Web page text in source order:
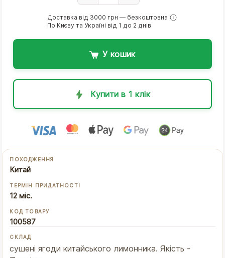
Доставка від 3000 грн — безкоштовна
По Києву та Україні від 1 до 2 днів
У кошик
Купити в 1 клік
ПОХОДЖЕННЯ
Китай
ТЕРМІН ПРИДАТНОСТІ
12 міс.
КОД ТОВАРУ
100587
СКЛАД
сушені ягоди китайського лимонника. Якість -